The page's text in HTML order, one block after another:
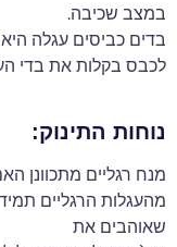
במצב שכיבה.
בדים כביסים עגלה
לכבס בקלות את בדי
נוחות התינוק:
מנח רגליים מתכוונן
שאוהבים את